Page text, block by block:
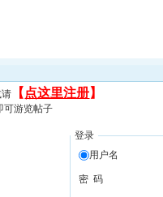
【 点这里注册】
可游览帖子
登录
用户名
密 码